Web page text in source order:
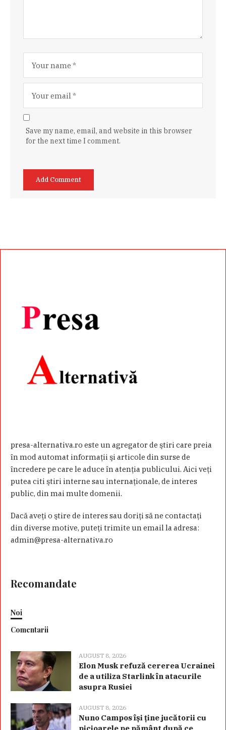
Save my name, email, and website in this browser
for the next time I comment.
presa-alternativa.ro este un agregator de ştiri care preia
în mod automat informaţii şi articole din surse de
încredere pe care le aduce în atenţia publicului. Aici veţi
putea citi ştiri interne sau internaţionale, de interes
public, din mai multe domenii.
Dacă aveţi o ştire de interes sau doriţi să ne contactaţi
din diverse motive, puteţi trimite un email la adresa:
admin@presa-alternativa.ro
Recomandate
Noi
Comentarii
AUGUST 8, 2026
Elon Musk refuză cererea Ucrainei
de a utiliza Starlink în atacurile
asupra Rusiei
AUGUST 8, 2026
Nuno Campos își ține jucătorii cu